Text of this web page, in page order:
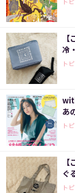
冷
ト
あ
ト
ぐ
ト